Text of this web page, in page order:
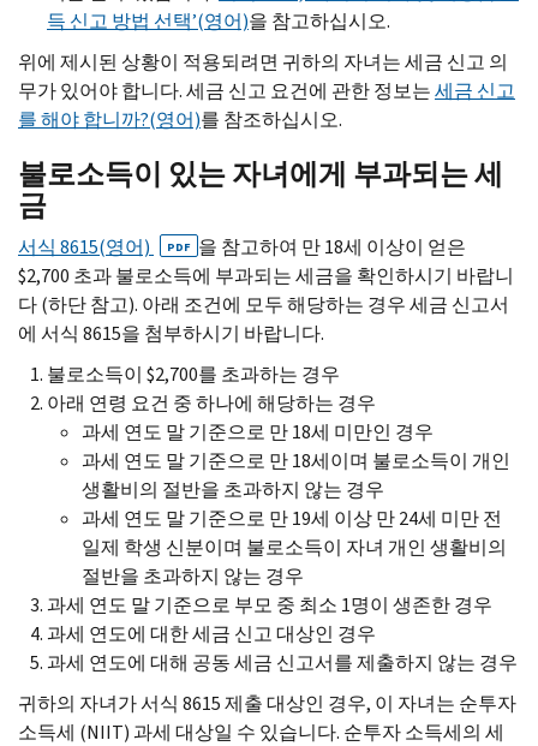
득 신고 방법 선택’(영어)을 참고하십시오.
위에 제시된 상황이 적용되려면 귀하의 자녀는 세금 신고 의
무가 있어야 합니다. 세금 신고 요건에 관한 정보는세금 신고
를 해야 합니까?(영어)를 참조하십시오.
불로소득이 있는 자녀에게 부과되는 세
금
서식 8615(영어) PDF 을 참고하여 만 18세 이상이 얻은
$2,700 초과 불로소득에 부과되는 세금을 확인하시기 바랍니
다 (하단 참고). 아래 조건에 모두 해당하는 경우 세금 신고서
에 서식 8615을 첨부하시기 바랍니다.
불로소득이 $2,700를 초과하는 경우
아래 연령 요건 중 하나에 해당하는 경우
과세 연도 말 기준으로 만 18세 미만인 경우
과세 연도 말 기준으로 만 18세이며 불로소득이 개인
생활비의 절반을 초과하지 않는 경우
과세 연도 말 기준으로 만 19세 이상 만 24세 미만 전
일제 학생 신분이며 불로소득이 자녀 개인 생활비의
절반을 초과하지 않는 경우
과세 연도 말 기준으로 부모 중 최소 1명이 생존한 경우
과세 연도에 대한 세금 신고 대상인 경우
과세 연도에 대해 공동 세금 신고서를 제출하지 않는 경우
귀하의 자녀가 서식 8615 제출 대상인 경우, 이 자녀는 순투자
소득세 (NIIT) 과세 대상일 수 있습니다. 순투자 소득세의 세